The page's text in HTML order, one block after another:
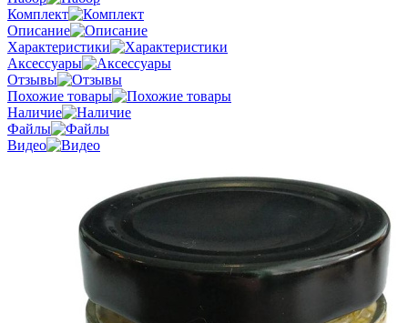
Комплект
Описание
Характеристики
Аксессуары
Отзывы
Похожие товары
Наличие
Файлы
Видео